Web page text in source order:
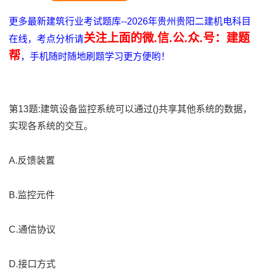
更多最新建筑行业考试题库--2026年贵州贵阳二建机电科目
在线，考点分析请关注上面的微.信.公.众.号：建题
帮，手机随时随地刷题学习更方便哟！
第13题:建筑设备监控系统可以通过()共享其他系统的数据，
实现各系统的交互。
A.反馈装置
B.监控元件
C.通信协议
D.接口方式